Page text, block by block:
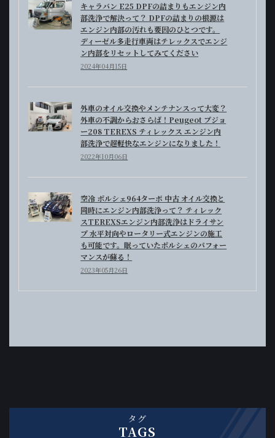
キャラバン E25 DPFの詰まりもエンジン内
部洗浄で解決って？ DPFの詰まりの根源は
エンジン内部の汚れも要因のひとつです。
ディーゼル多走行車両はテレックスでエンジ
ン内部をリセットしてみてください
2024年04月15日
外車のオイル交換やメンテナンスって大変？
外車の不調からおさらば！Peugeot プジョ
ー208 TEREXS ティレックス エンジン内
部洗浄で超軽快なエンジンになりました！
2022年10月06日
空冷 ポルシェ964ターボ 中古 オイル交換と
同時にエンジン内部洗浄って？ ティレック
スTEREXSエンジン内部洗浄はドライサン
プ 水平対向やロータリー式エンジンの施工
も可能です。眠っていたポルシェのパフォー
マンスが蘇る！
2023年05月26日
タグ
TAGS